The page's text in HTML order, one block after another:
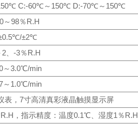
C:-60℃～150℃ D:-70℃～150℃
～98％R.H
±2℃
2、-3％R.H
～3.0℃/min
～1.0℃/min
表，7寸高清真彩液晶触摸显示屏
，指示精度：温度0.1℃、湿度1％R.H